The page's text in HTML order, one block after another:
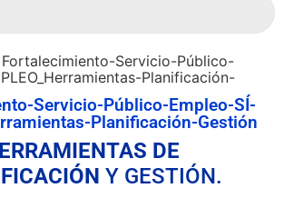
Servicio-Público-
Planificación-
Servicio-Público-Empleo-SÍ-
Planificación-Gestión
DE
Y GESTIÓN.